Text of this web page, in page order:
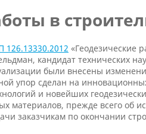
в
126.13330.2012 «Геодезические
кандидат технических
были внесены
упор сделан на
и новейших
материалов, прежде всего об
заказчикам по окончании